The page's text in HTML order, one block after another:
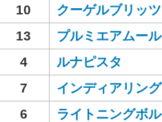
10 クーゲルブリッツ
13 プルミエアムール
4 ルナピスタ
7 インディアリング
6 ライトニングボ